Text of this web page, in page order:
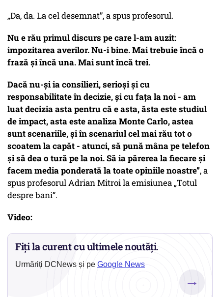
„Da, da. La cel desemnat”, a spus profesorul.
Nu e rău primul discurs pe care l-am auzit:
impozitarea averilor. Nu-i bine. Mai trebuie încă o
frază și încă una. Mai sunt încă trei.
Dacă nu-și ia consilieri, serioși și cu
responsabilitate în decizie, și cu fața la noi - am
luat decizia asta pentru că e asta, ăsta este studiul
de impact, asta este analiza Monte Carlo, astea
sunt scenariile, și în scenariul cel mai rău tot o
scoatem la capăt - atunci, să pună mâna pe telefon
și să dea o tură pe la noi. Să ia părerea la fiecare și
facem media ponderată la toate opiniile noastre”, a
spus profesorul Adrian Mitroi la emisiunea „Totul
despre bani”.
Video:
Fiți la curent cu ultimele noutăți.
Urmăriți DCNews și pe Google News
→